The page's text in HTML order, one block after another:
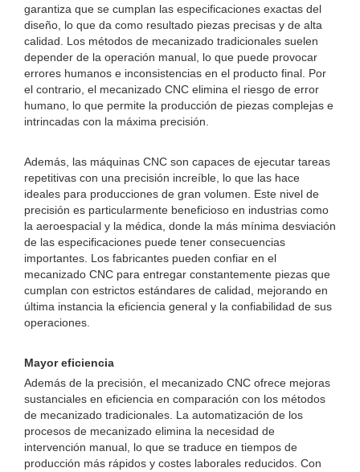
garantiza que se cumplan las especificaciones exactas del
diseño, lo que da como resultado piezas precisas y de alta
calidad. Los métodos de mecanizado tradicionales suelen
depender de la operación manual, lo que puede provocar
errores humanos e inconsistencias en el producto final. Por
el contrario, el mecanizado CNC elimina el riesgo de error
humano, lo que permite la producción de piezas complejas e
intrincadas con la máxima precisión.
Además, las máquinas CNC son capaces de ejecutar tareas
repetitivas con una precisión increíble, lo que las hace
ideales para producciones de gran volumen. Este nivel de
precisión es particularmente beneficioso en industrias como
la aeroespacial y la médica, donde la más mínima desviación
de las especificaciones puede tener consecuencias
importantes. Los fabricantes pueden confiar en el
mecanizado CNC para entregar constantemente piezas que
cumplan con estrictos estándares de calidad, mejorando en
última instancia la eficiencia general y la confiabilidad de sus
operaciones.
Mayor eficiencia
Además de la precisión, el mecanizado CNC ofrece mejoras
sustanciales en eficiencia en comparación con los métodos
de mecanizado tradicionales. La automatización de los
procesos de mecanizado elimina la necesidad de
intervención manual, lo que se traduce en tiempos de
producción más rápidos y costes laborales reducidos. Con